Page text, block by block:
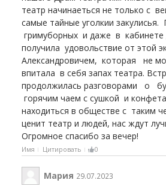
театр начинаеться не только с
самые тайные уголкии
гримуборных и даже в кабинете
получила удовольствие от этой
Александровичем, которая не
впитала в себя запах театра.
продолжилась разговорами о
горячим чаем с сушкой и
находиться в обществе с таким
ценит театр и людей, нас ждут
Огромное спасибо за вечер!
Имя Цитировать 0
Мария 29.07.2023